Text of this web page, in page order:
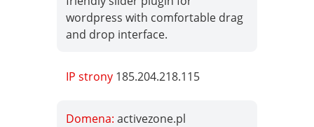
wordpress with comfortable drag
and drop interface.
IP strony 185.204.218.115
Domena:activezone.pl